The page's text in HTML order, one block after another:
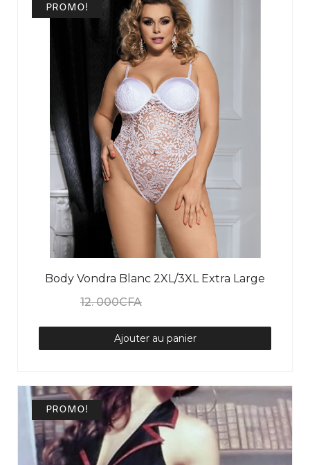
PROMO!
Body Vondra Blanc 2XL/3XL Extra Large
12. 000CFA
Ajouter au panier
PROMO!